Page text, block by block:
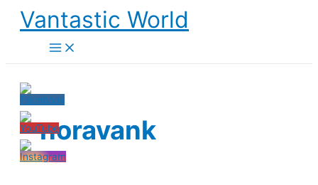
Skip
content
Vantastic World
noravank